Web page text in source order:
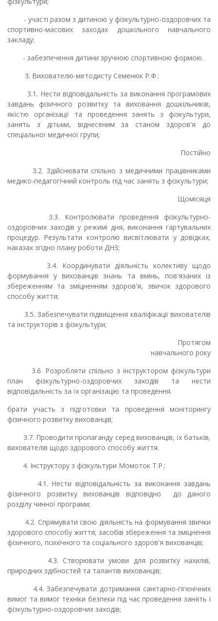
- участі разом з дитиною у фізкультурно-оздоровчих та
спортивно-масових заходах дошкільного навчального
закладу;
- забезпечення дитини зручною спортивною формою.
3. Вихователю-методисту Семенюк Р.Ф.:
3.1. Нести відповідальність за виконання програмових
завдань фізичного розвитку та виховання дошкільників,
якістю організації та проведення занять з фізкультури,
занять з дітьми, віднесеним за станом здоров'я до
спеціальної медичної групи;
Постійно
3.2. Здійснювати спільно з медичними працівниками
медико-педагогічний контроль під час занять з фізкультури;
Щомісяця
3.3. Контролювати проведення фізкультурно-
оздоровчих заходів у режимі дня, виконання гартувальних
процедур. Результати контролю висвітлювати у довідках,
наказах згідно плану роботи ДНЗ;
3.4. Координувати діяльність колективу щодо
формування у вихованців знань та вмінь, пов'язаних із
збереженням та зміцненням здоров'я, звичок здорового
способу життя;
3.5. Забезпечувати підвищення кваліфікації вихователів
та інструкторів з фізкультури;
Протягом
навчального року
3.6. Розробляти спільно з інструктором фізкультури
план фізкультурно-оздоровчих заходів та нести
відповідальність за їх організацію та проведення.
брати участь з підготовки та проведення моніторингу
фізичного розвитку вихованців;
3.7. Проводити пропаганду серед вихованців, їх батьків,
вихователів щодо здорового способу життя.
4. Інструктору з фізкультури Момоток Т.Р.:
4.1. Нести відповідальність за виконання завдань
фізичного розвитку вихованців відповідно до даного
розділу чинної програми;
4.2. Спрямувати свою діяльність на формування звички
здорового способу життя; засобів збереження та зміцнення
фізичного, психічного та соціального здоров'я вихованців;
4.3. Створювати умови для розвитку нахилів,
природних здібностей та талантів вихованців;
4.4. Забезпечувати дотримання санітарно-гігієнічних
вимог та вимог техніки безпеки під час проведення занять і
фізкультурно-оздоровчих заходів;